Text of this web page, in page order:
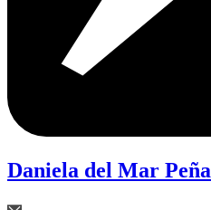
Daniela del Mar Peña